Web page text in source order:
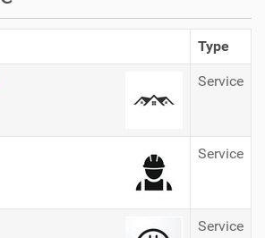
Type
Service
Service
Service